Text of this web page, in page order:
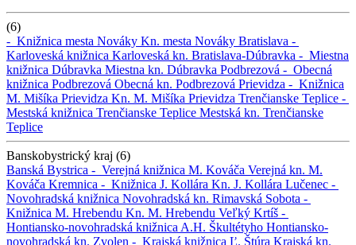
(6)
- Knižnica mesta Nováky Kn. mesta Nováky Bratislava -
Karloveská knižnica Karloveská kn. Bratislava-Dúbravka - Miestna
knižnica Dúbravka Miestna kn. Dúbravka Podbrezová - Obecná
knižnica Podbrezová Obecná kn. Podbrezová Prievidza - Knižnica
M. Mišíka Prievidza Kn. M. Mišíka Prievidza Trenčianske Teplice -
Mestská knižnica Trenčianske Teplice Mestská kn. Trenčianske
Teplice
Banskobystrický kraj (6)
Banská Bystrica - Verejná knižnica M. Kováča Verejná kn. M.
Kováča Kremnica - Knižnica J. Kollára Kn. J. Kollára Lučenec -
Novohradská knižnica Novohradská kn. Rimavská Sobota -
Knižnica M. Hrebendu Kn. M. Hrebendu Veľký Krtíš -
Hontiansko-novohradská knižnica A.H. Škultétyho Hontiansko-
novohradská kn. Zvolen - Krajská knižnica Ľ. Štúra Krajská kn.